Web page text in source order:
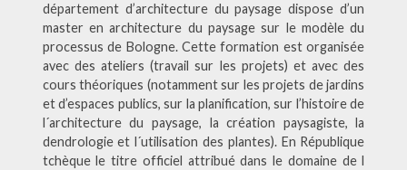
département d’architecture du paysage dispose d’un
master en architecture du paysage sur le modèle du
processus de Bologne. Cette formation est organisée
avec des ateliers (travail sur les projets) et avec des
cours théoriques (notamment sur les projets de jardins
et d’espaces publics, sur la planification, sur l’histoire de
l´architecture du paysage, la création paysagiste, la
dendrologie et l´utilisation des plantes). En République
tchèque le titre officiel attribué dans le domaine de l